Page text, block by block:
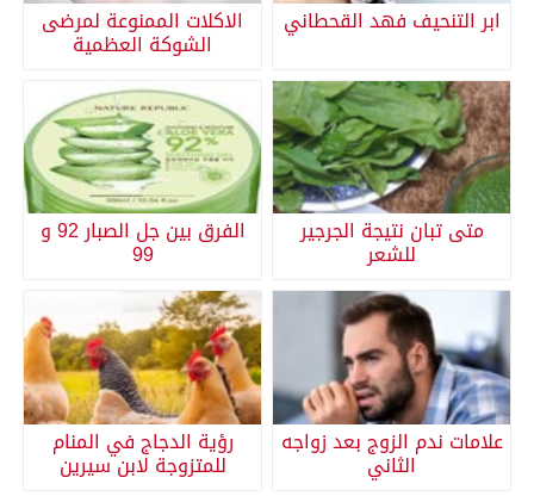
ابر التنحيف فهد القحطاني الاكلات الممنوعة لمرضى
الشوكة العظمية
متى تبان نتيجة الجرجير
للشعر
الفرق بين جل الصبار 92 و
99
علامات ندم الزوج بعد زواجه
الثاني
رؤية الدجاج في المنام
للمتزوجة لابن سيرين